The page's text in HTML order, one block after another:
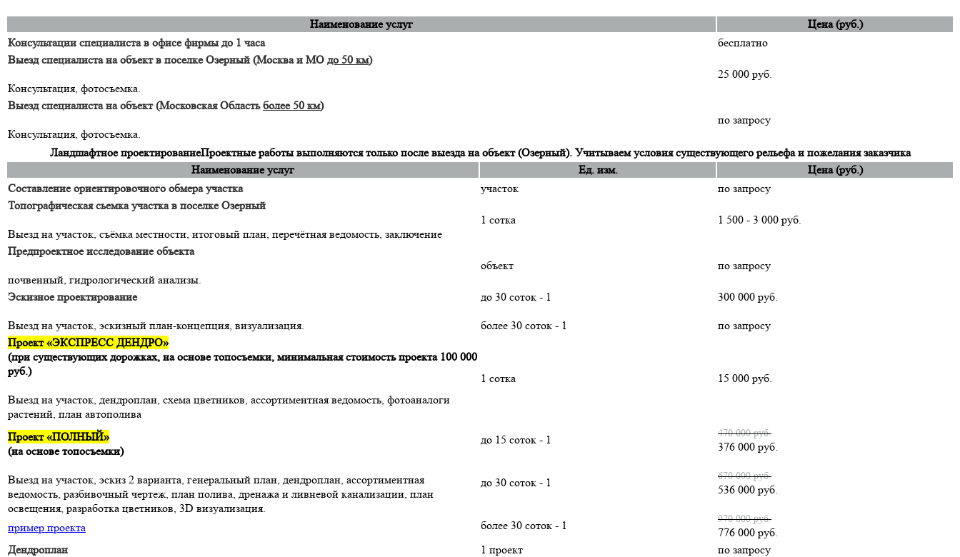
Наименование услуг
Цена (руб.)
Консультации специалиста в офисе фирмы до 1 часа
бесплатно
Выезд специалиста на объект в поселке Озерный (Москва и МО до 50 км)
Консультация, фотосъемка.
25 000 руб.
Выезд специалиста на объект (Московская Областьболее 50 км)
Консультация, фотосъемка.
по запросу
Ландшафтное проектированиеПроектные работы выполняются только после выезда на объект (Озерный). Учитываем условия существующего рельефа и пожелания заказчика
Наименование услуг
Ед. изм.
Цена (руб.)
Составление ориентировочного обмера участка
участок
по запросу
Топографическая сьемка участка в поселке Озерный
Выезд на участок, съёмка местности, итоговый план, перечётная ведомость, заключение
1 сотка 1 500 - 3 000 руб.
Предпроектное исследование объекта
почвенный, гидрологический анализы.
объект по запросу
Эскизное проектирование
Выезд на участок, эскизный план-концепция, визуализация.
до 30 соток - 1
более 30 соток - 1
300 000 руб.
по запросу
Проект «ЭКСПРЕСС ДЕНДРО»
(при существующих дорожках, на основе топосъемки, минимальная стоимость проекта 100 000
руб.)
Выезд на участок, дендроплан, схема цветников, ассортиментная ведомость, фотоаналоги
растений, план автополива
1 сотка 15 000 руб.
Проект «ПОЛНЫЙ»
(на основе топосъемки)
Выезд на участок, эскиз 2 варианта, генеральный план, дендроплан, ассортиментная
ведомость, разбивочный чертеж, план полива, дренажа и ливневой канализации, план
освещения, разработка цветников, 3D визуализация.
пример проекта
до 15 соток - 1
до 30 соток - 1
более 30 соток - 1
470 000 руб.
376 000 руб.
670 000 руб.
536 000 руб.
970 000 руб.
776 000 руб.
Дендроплан
1 проект по запросу